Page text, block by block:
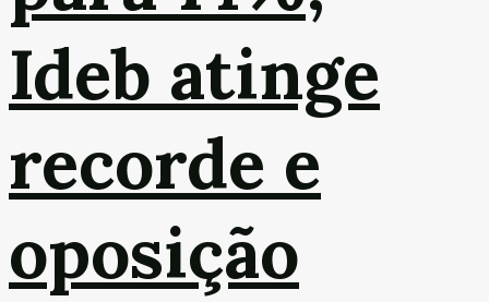
Ideb atinge
recorde e
oposição